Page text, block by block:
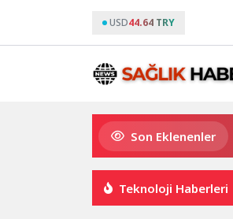
USD44.64 TRY
Son Eklenenler
Gözde Demirbilek, NR1 Magazin’de:
Teknoloji Haberleri